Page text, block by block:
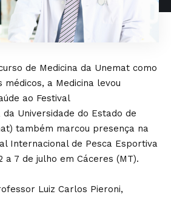
de Medicina da Unemat como
a Medicina levou
ao Festival
da Universidade do Estado de
também marcou presença na
Internacional de Pesca Esportiva
a 7 de julho em Cáceres (MT).
Luiz Carlos Pieroni,